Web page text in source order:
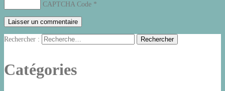
CAPTCHA Code *
Rechercher :
Catégories